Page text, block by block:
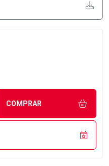
UMA UNIDADE
COMPRAR